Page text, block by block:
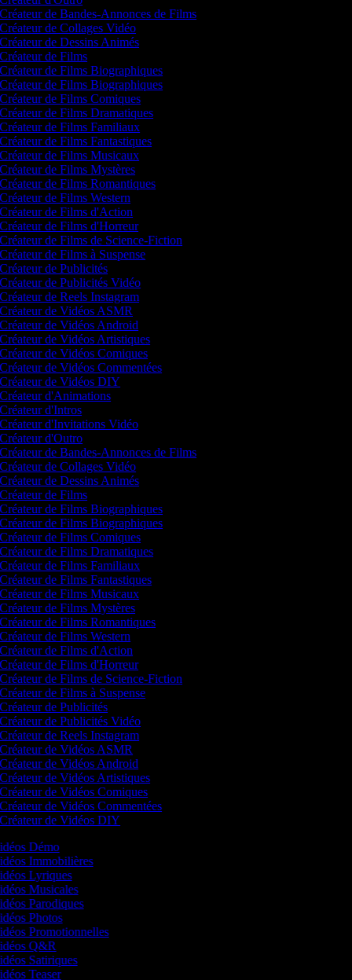
de Bandes-Annonces de Films
de Collages Vidéo
de Dessins Animés
de Films
de Films Biographiques
de Films Biographiques
de Films Comiques
de Films Dramatiques
de Films Familiaux
de Films Fantastiques
de Films Musicaux
de Films Mystères
de Films Romantiques
de Films Western
de Films d'Action
de Films d'Horreur
de Films de Science-Fiction
de Films à Suspense
de Publicités
de Publicités Vidéo
de Reels Instagram
de Vidéos ASMR
de Vidéos Android
de Vidéos Artistiques
de Vidéos Comiques
de Vidéos Commentées
de Vidéos DIY
d'Animations
d'Intros
d'Invitations Vidéo
d'Outro
de Bandes-Annonces de Films
de Collages Vidéo
de Dessins Animés
de Films
de Films Biographiques
de Films Biographiques
de Films Comiques
de Films Dramatiques
de Films Familiaux
de Films Fantastiques
de Films Musicaux
de Films Mystères
de Films Romantiques
de Films Western
de Films d'Action
de Films d'Horreur
de Films de Science-Fiction
de Films à Suspense
de Publicités
de Publicités Vidéo
de Reels Instagram
de Vidéos ASMR
de Vidéos Android
de Vidéos Artistiques
de Vidéos Comiques
de Vidéos Commentées
de Vidéos DIY
Démo
Immobilières
Lyriques
Musicales
Parodiques
Photos
Promotionnelles
Q&R
Satiriques
Teaser